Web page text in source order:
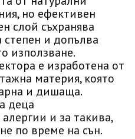
но ефективен
слой съхранява
и допълва
използване.
е изработена от
материя, която
и дишаща.
деца
и за такива,
по време на сън.